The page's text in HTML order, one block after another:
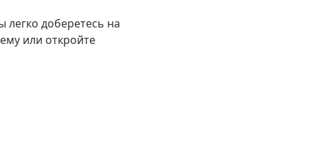
легко доберетесь на
или откройте